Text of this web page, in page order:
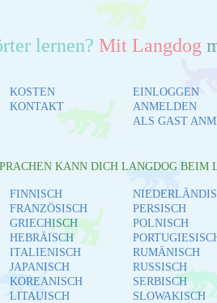
lernen? Mit Langdog
KOSTEN
KONTAKT
EINLOGGEN
ANMELDEN
ALS GAST
KANN DICH LANGDOG BEIM
FINNISCH
FRANZÖSISCH
GRIECHISCH
HEBRÄISCH
ITALIENISCH
JAPANISCH
KOREANISCH
LITAUISCH
PERSISCH
POLNISCH
RUMÄNISCH
RUSSISCH
SERBISCH
SLOWAKISCH